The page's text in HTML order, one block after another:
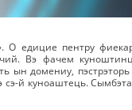
О едицие пентру
Вэ фачем
ын домениу,
сэ-й куноаштець.